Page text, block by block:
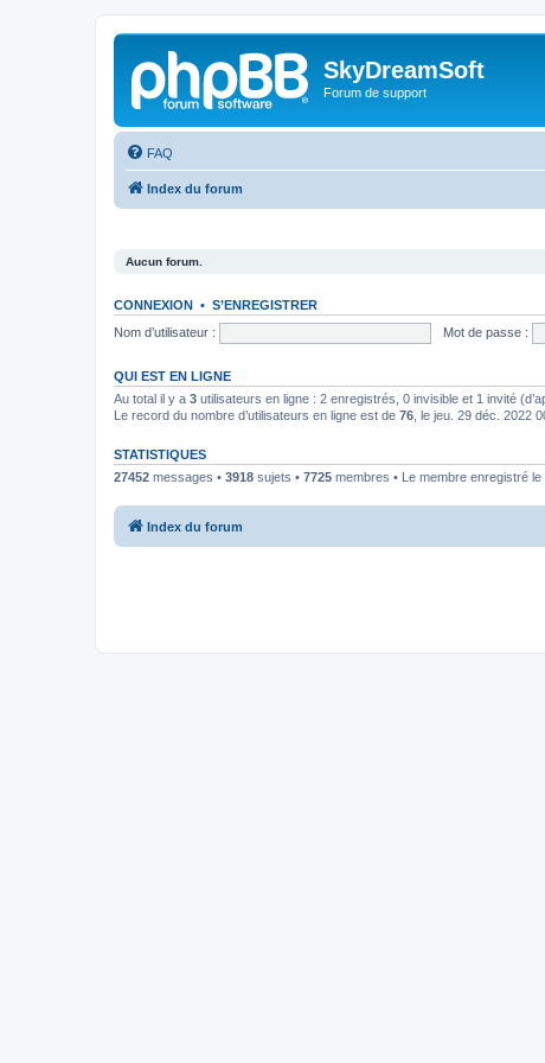
SkyDreamSoft
Forum de support
FAQ
Index du forum
Aucun forum.
CONNEXION • S’ENREGISTRER
Nom d’utilisateur :
Mot de passe :
QUI EST EN LIGNE
Au total il y a 3 utilisateurs en ligne : 2 enregistrés, 0 invisible et 1 invité
Le record du nombre d’utilisateurs en ligne est de 76 , le jeu. 29 déc. 2022
STATISTIQUES
27452 messages • 3918 sujets • 7725 membres • Le membre enregistré
Index du forum